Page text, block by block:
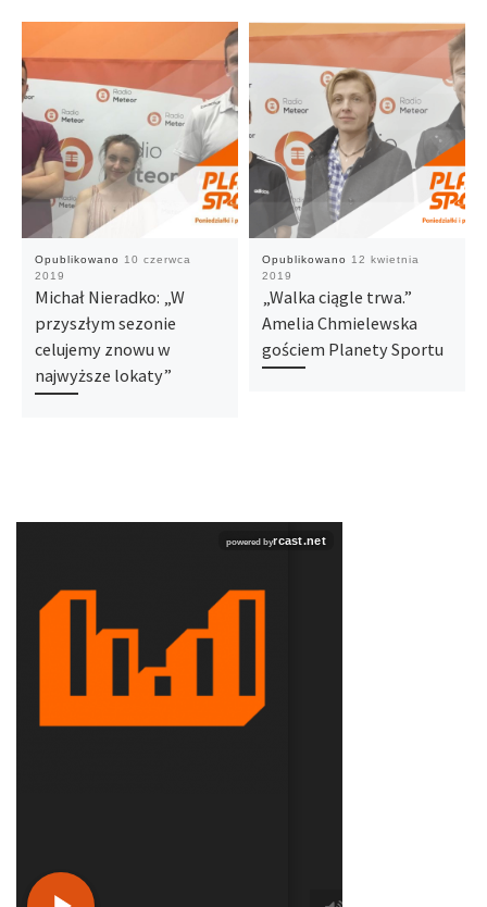
Opublikowano
10 czerwca
2019
Michał Nieradko: „W
przyszłym sezonie
celujemy znowu w
najwyższe lokaty”
Opublikowano
12 kwietnia
2019
„Walka ciągle trwa.”
Amelia Chmielewska
gościem Planety Sportu